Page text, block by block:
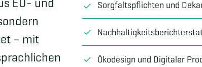
– mit
Sorgfaltspflichten und
Ökodesign und Digitaler